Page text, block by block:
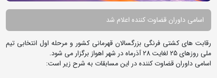
اسامی داوران قضاوت کننده اعلام شد
رقابت های کشتی فرنگی بزرگسالان قهرمانی کشور و مرحله اول انتخابی تیم
ملی روزهای 25 لغایت 28 آذرماه در شهر اهواز برگزار می شود.
اسامی داوران قضاوت کننده در این مسابقات به شرح زیر است: